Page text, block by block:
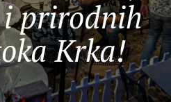
prirodnih
Krka!